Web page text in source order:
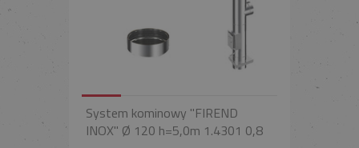
System kominowy "FIREND
INOX" Ø 120 h=5,0m 1.4301 0,8